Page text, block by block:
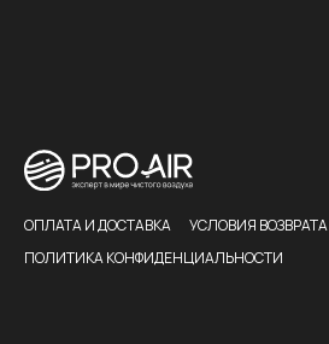
ОПЛАТА И ДОСТАВКА
УСЛОВИЯ ВОЗВРАТА
ПОЛИТИКА КОНФИДЕНЦИАЛЬНОСТИ